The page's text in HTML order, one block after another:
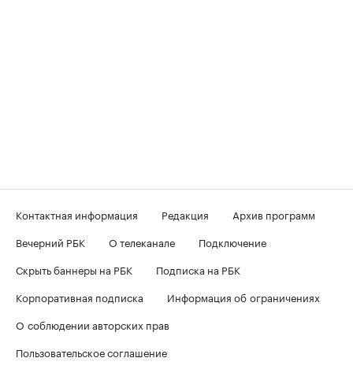
Контактная информация Редакция
Архив программ
Вечерний РБК
О телеканале
Подключение
Скрыть баннеры на РБК
Подписка на РБК
Корпоративная подписка
Информация об ограничениях
О соблюдении авторских прав
Пользовательское соглашение